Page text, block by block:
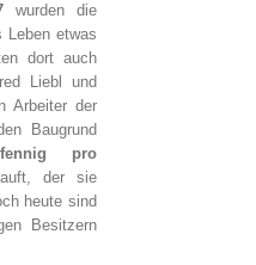
wurden die
Leben etwas
dort auch
Liebl und
Arbeiter der
Baugrund
pro
der sie
heute sind
Besitzern